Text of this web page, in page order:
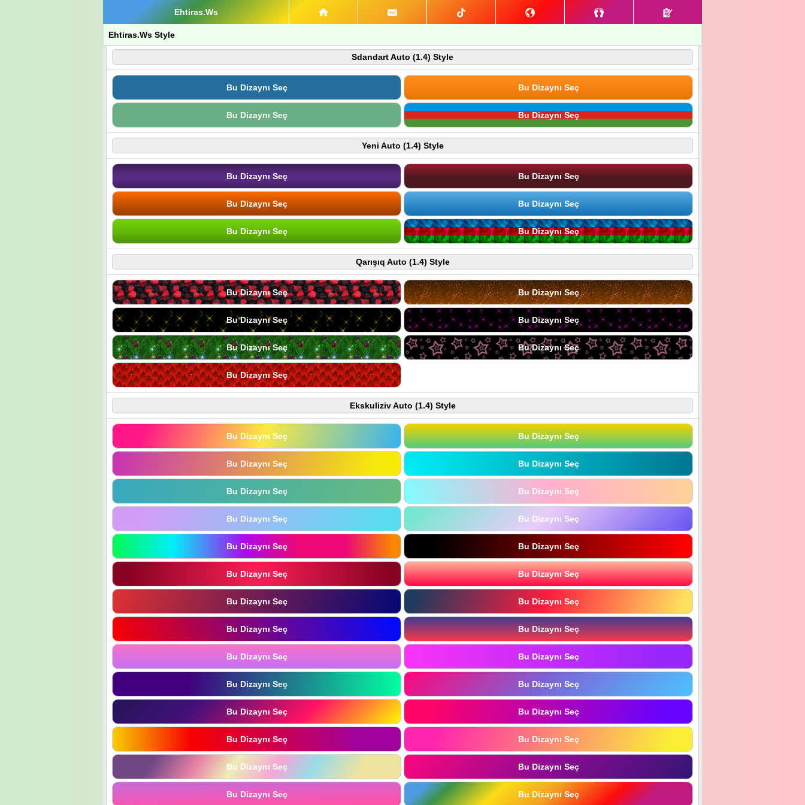
Ehtiras.Ws
Ehtiras.Ws Style
Sdandart Auto (1.4) Style
Bu Dizaynı Seç Bu Dizaynı Seç
Bu Dizaynı Seç Bu Dizaynı Seç
Yeni Auto (1.4) Style
Bu Dizaynı Seç Bu Dizaynı Seç
Bu Dizaynı Seç Bu Dizaynı Seç
Bu Dizaynı Seç Bu Dizaynı Seç
Qarışıq Auto (1.4) Style
Bu Dizaynı Seç Bu Dizaynı Seç
Bu Dizaynı Seç Bu Dizaynı Seç
Bu Dizaynı Seç Bu Dizaynı Seç
Bu Dizaynı Seç
Ekskuliziv Auto (1.4) Style
Bu Dizaynı Seç Bu Dizaynı Seç
Bu Dizaynı Seç Bu Dizaynı Seç
Bu Dizaynı Seç Bu Dizaynı Seç
Bu Dizaynı Seç Bu Dizaynı Seç
Bu Dizaynı Seç Bu Dizaynı Seç
Bu Dizaynı Seç Bu Dizaynı Seç
Bu Dizaynı Seç Bu Dizaynı Seç
Bu Dizaynı Seç Bu Dizaynı Seç
Bu Dizaynı Seç Bu Dizaynı Seç
Bu Dizaynı Seç Bu Dizaynı Seç
Bu Dizaynı Seç Bu Dizaynı Seç
Bu Dizaynı Seç Bu Dizaynı Seç
Bu Dizaynı Seç Bu Dizaynı Seç
Bu Dizaynı Seç Bu Dizaynı Seç